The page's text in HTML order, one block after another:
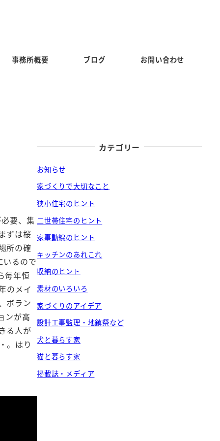
事務所概要 ブログ お問い合わせ
要、集
ずは桜
所の確
いるので
毎年恒
のメイ
ボラン
ンが高
る人が
。はり
カテゴリー
お知らせ
家づくりで大切なこと
狭小住宅のヒント
二世帯住宅のヒント
家事動線のヒント
キッチンのあれこれ
収納のヒント
素材のいろいろ
家づくりのアイデア
設計工事監理・地鎮祭など
犬と暮らす家
猫と暮らす家
掲載誌・メディア